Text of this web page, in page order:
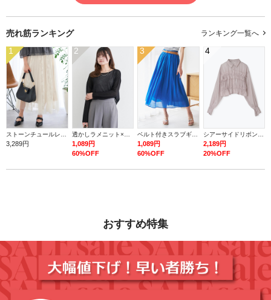
売れ筋ランキング ランキング一覧へ
1
3,289円
2
1,089円
60%OFF
3
1,089円
60%OFF
4
2,189円
20%OFF
おすすめ特集